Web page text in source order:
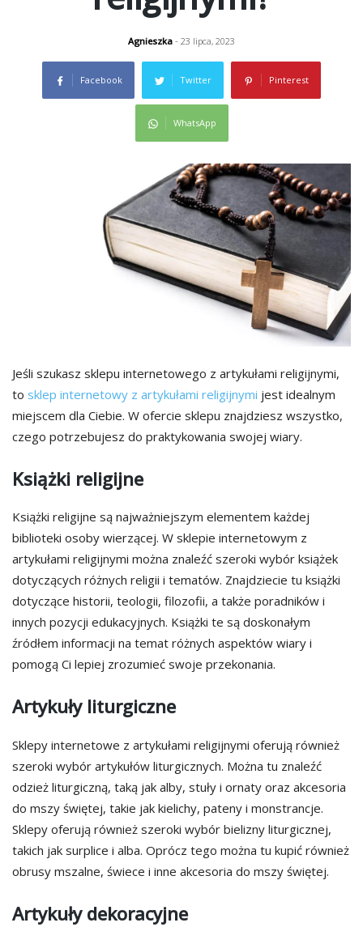
Agnieszka - 23 lipca, 2023
Facebook Twitter Pinterest
WhatsApp
Jeśli szukasz sklepu internetowego z artykułami religijnymi,
to sklep internetowy z artykułami religijnymi jest idealnym
miejscem dla Ciebie. W ofercie sklepu znajdziesz wszystko,
czego potrzebujesz do praktykowania swojej wiary.
Książki religijne
Książki religijne są najważniejszym elementem każdej
biblioteki osoby wierzącej. W sklepie internetowym z
artykułami religijnymi można znaleźć szeroki wybór książek
dotyczących różnych religii i tematów. Znajdziecie tu książki
dotyczące historii, teologii, filozofii, a także poradników i
innych pozycji edukacyjnych. Książki te są doskonałym
źródłem informacji na temat różnych aspektów wiary i
pomogą Ci lepiej zrozumieć swoje przekonania.
Artykuły liturgiczne
Sklepy internetowe z artykułami religijnymi oferują również
szeroki wybór artykułów liturgicznych. Można tu znaleźć
odzież liturgiczną, taką jak alby, stuły i ornaty oraz akcesoria
do mszy świętej, takie jak kielichy, pateny i monstrancje.
Sklepy oferują również szeroki wybór bielizny liturgicznej,
takich jak surplice i alba. Oprócz tego można tu kupić również
obrusy mszalne, świece i inne akcesoria do mszy świętej.
Artykuły dekoracyjne